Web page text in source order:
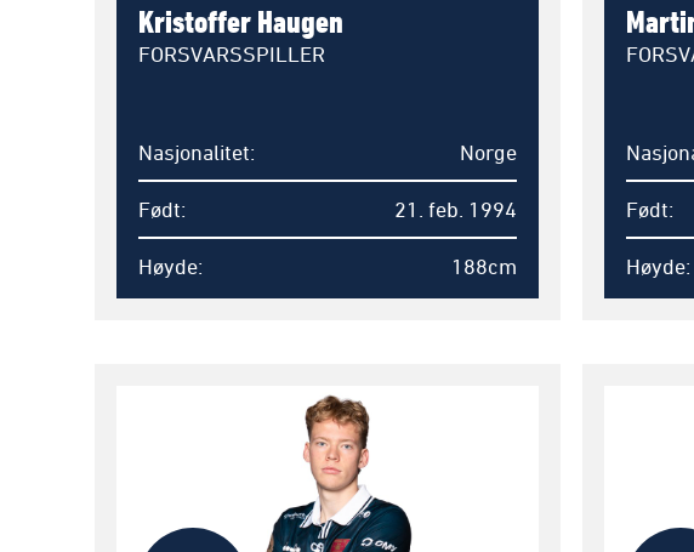
Kristoffer Haugen
FORSVARSSPILLER
Nasjonalitet Norge
Født 21. feb. 1994
Høyde 188cm
Født
Høyde